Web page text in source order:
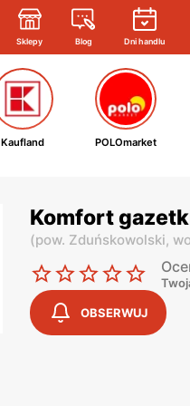
Sklepy Blog Dni handlu
Kaufland POLOmarket
Komfort
(pow. Zduńskowolski,
OBSERWUJ